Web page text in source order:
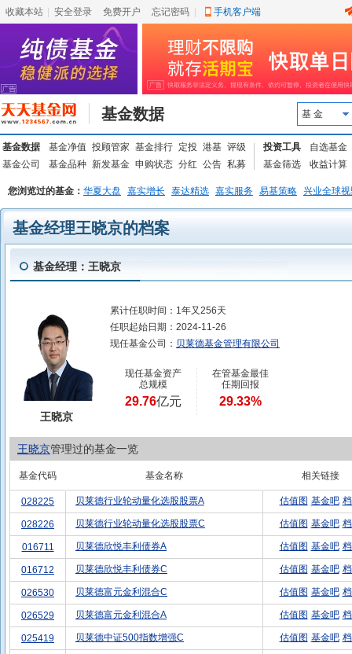
收藏本站 安全登录 免费开户 忘记密码 手机客户端
基金数据 基 金
基金数据 基金净值 投顾管家 基金排行 定投 港基 评级
基金公司
基金品种 新发基金 申购状态 分红 公告 私募
投资工具
自选基金
基金筛选
收益计算
您浏览过的基金： 华夏大盘 嘉实增长 泰达精选 嘉实服务 易基策略 兴业全球
基金经理王晓京的档案
基金经理：王晓京
王晓京
累计任职时间： 1年又256天
任职起始日期： 2024-11-26
现任基金公司： 贝莱德基金管理有限公司
现任基金资产
总规模
29.76亿元
在管基金最佳
任期回报
29.33%
王晓京管理过的基金一览
基金代码 基金名称 相关链接
028225 贝莱德行业轮动量化选股股票A 估值图 基金吧
028226 贝莱德行业轮动量化选股股票C 估值图 基金吧
016711 贝莱德欣悦丰利债券A 估值图 基金吧
016712 贝莱德欣悦丰利债券C 估值图 基金吧
026530 贝莱德富元金利混合C 估值图 基金吧
026529 贝莱德富元金利混合A 估值图 基金吧
025419 贝莱德中证500指数增强C 估值图 基金吧